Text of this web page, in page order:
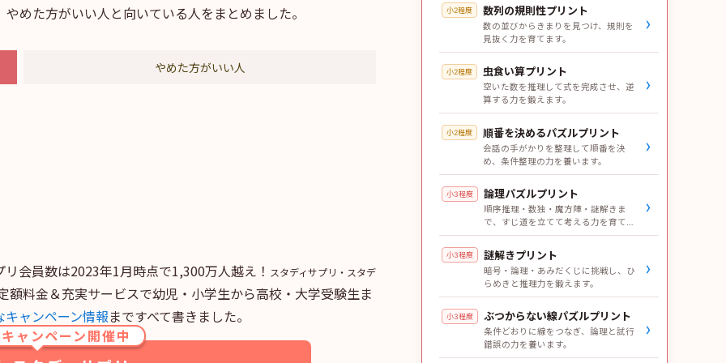
めた方がいい人と向いている人をまとめました。
やめた方がいい人
会員数は2023年1月時点で1,300万人越え！ スタディサプリ・スタデ
額料金＆充実サービスで幼児・小学生から高校・大学受験生ま
ャンペーン情報まですべて書きました。
ャンペーン開催中
小2程度 数列の規則性プリント
数の並びからきまりを見つけ、規則を
見抜く力を育てます。
›
小2程度 虫食い算プリント
空いた数を推理して式を完成させ、逆
算する力を鍛えます。
›
小2程度 順番を決めるパズルプリント
会話の手がかりを整理して順番を決
め、条件整理の力を養います。
›
小3程度 論理パズルプリント
順序推理・数独・魔方陣・謎解きま
で、すじ道を立てて考える力を育てま
す。
›
小3程度 謎解きプリント
暗号・論理・あみだくじに挑戦し、ひ
らめきと推理力を鍛えます。
›
小3程度 ぶつからない線パズルプリント
条件どおりに線をつなぎ、論理と試行
錯誤の力を養います。
›